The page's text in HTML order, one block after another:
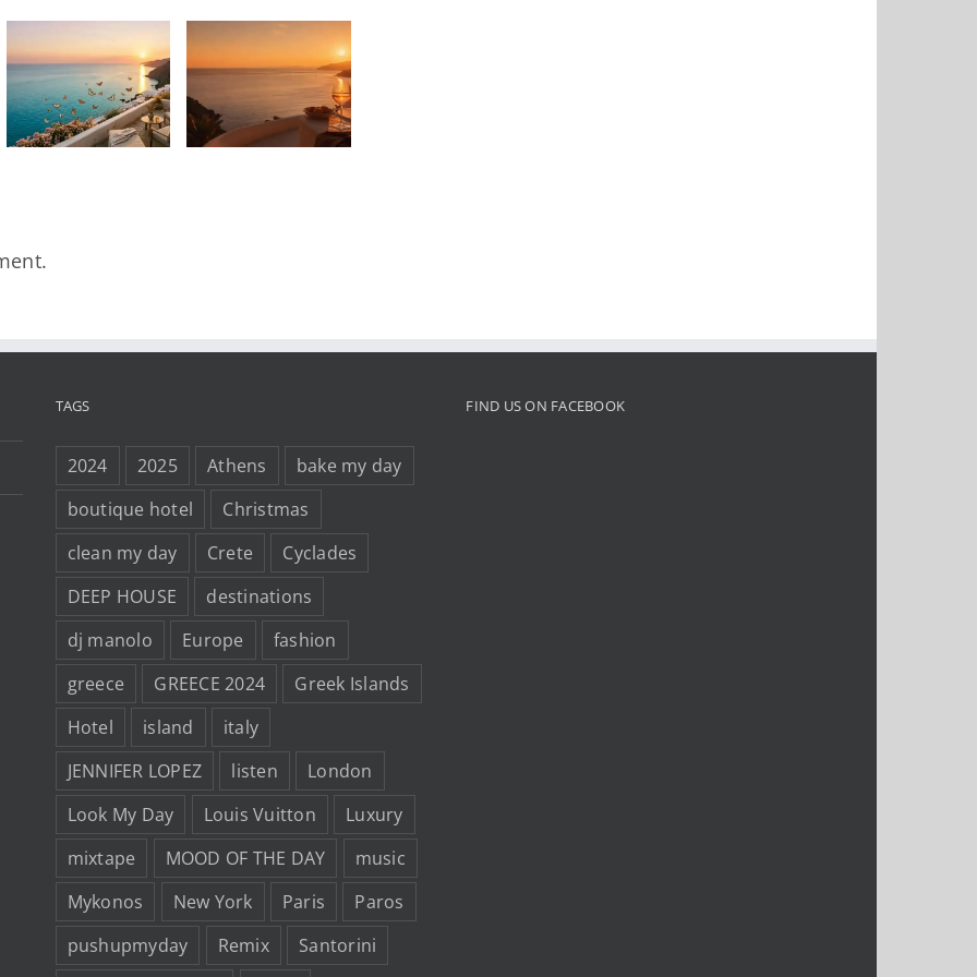
THE
DAY/Summer
Wine –
Kadosh,
Lara Snow
TAGS
2024 2025 Athens
bake my day
boutique hotel
Christmas
clean my day
Crete
Cyclades
DEEP HOUSE
destinations
dj manolo
Europe
fashion
greece
GREECE 2024
Greek Islands
Hotel
island
italy
JENNIFER LOPEZ
listen
London
Look My Day
Louis Vuitton
Luxury
mixtape
MOOD OF THE DAY
music
Mykonos
New York Paris
Paros
pushupmyday
Remix Santorini
FIND US ON FACEBOOK